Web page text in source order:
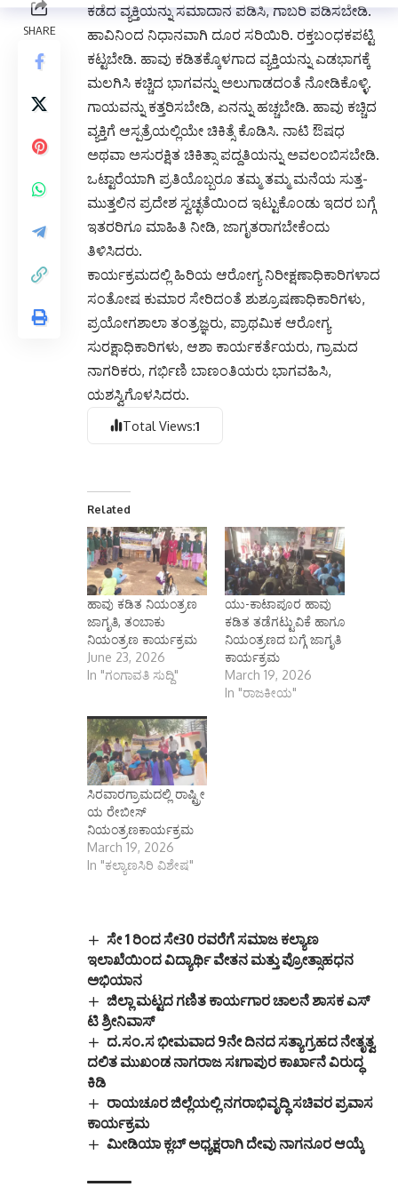
ಕಡೆದ ವ್ಯಕ್ತಿಯನ್ನು ಸಮಾದಾನ ಪಡಿಸಿ, ಗಾಬರಿ ಪಡಿಸಬೇಡಿ.
ಹಾವಿನಿಂದ ನಿಧಾನವಾಗಿ ದೂರ ಸರಿಯಿರಿ. ರಕ್ತಬಂಧಕಪಟ್ಟಿ
ಕಟ್ಟಬೇಡಿ. ಹಾವು ಕಡಿತಕ್ಕೊಳಗಾದ ವ್ಯಕ್ತಿಯನ್ನು ಎಡಭಾಗಕ್ಕೆ
ಮಲಗಿಸಿ ಕಚ್ಚಿದ ಭಾಗವನ್ನು ಅಲುಗಾಡದಂತೆ ನೋಡಿಕೊಳ್ಳಿ.
ಗಾಯವನ್ನು ಕತ್ತರಿಸಬೇಡಿ, ಏನನ್ನು ಹಚ್ಚಬೇಡಿ. ಹಾವು ಕಚ್ಚಿದ
ವ್ಯಕ್ತಿಗೆ ಆಸ್ಪತ್ರೆಯಲ್ಲಿಯೇ ಚಿಕಿತ್ಸೆ ಕೊಡಿಸಿ. ನಾಟಿ ಔಷಧ
ಅಥವಾ ಅಸುರಕ್ಷಿತ ಚಿಕಿತ್ಸಾ ಪದ್ದತಿಯನ್ನು ಅವಲಂಬಿಸಬೇಡಿ.
ಒಟ್ಟಾರೆಯಾಗಿ ಪ್ರತಿಯೊಬ್ಬರೂ ತಮ್ಮ ತಮ್ಮ ಮನೆಯ ಸುತ್ತ-
ಮುತ್ತಲಿನ ಪ್ರದೇಶ ಸ್ವಚ್ಛತೆಯಿಂದ ಇಟ್ಟುಕೊಂಡು ಇದರ ಬಗ್ಗೆ
ಇತರರಿಗೂ ಮಾಹಿತಿ ನೀಡಿ, ಜಾಗೃತರಾಗಬೇಕೆಂದು
ತಿಳಿಸಿದರು.
ಕಾರ್ಯಕ್ರಮದಲ್ಲಿ ಹಿರಿಯ ಆರೋಗ್ಯ ನಿರೀಕ್ಷಣಾಧಿಕಾರಿಗಳಾದ
ಸಂತೋಷ ಕುಮಾರ ಸೇರಿದಂತೆ ಶುಶ್ರೂಷಣಾಧಿಕಾರಿಗಳು,
ಪ್ರಯೋಗಶಾಲಾ ತಂತ್ರಜ್ಞರು, ಪ್ರಾಥಮಿಕ ಆರೋಗ್ಯ
ಸುರಕ್ಷಾಧಿಕಾರಿಗಳು, ಆಶಾ ಕಾರ್ಯಕರ್ತೆಯರು, ಗ್ರಾಮದ
ನಾಗರಿಕರು, ಗರ್ಭಿಣಿ ಬಾಣಂತಿಯರು ಭಾಗವಹಿಸಿ,
ಯಶಸ್ವಿಗೊಳಸಿದರು.
Total Views:1
Related
ಹಾವು ಕಡಿತ ನಿಯಂತ್ರಣ
ಜಾಗೃತಿ, ತಂಬಾಕು
ನಿಯಂತ್ರಣ ಕಾರ್ಯಕ್ರಮ
June 23, 2026
In "ಗಂಗಾವತಿ ಸುದ್ದಿ"
ಯು-ಕಾಟಾಪೂರ ಹಾವು
ಕಡಿತ ತಡೆಗಟ್ಟುವಿಕೆ ಹಾಗೂ
ನಿಯಂತ್ರಣದ ಬಗ್ಗೆ ಜಾಗೃತಿ
ಕಾರ್ಯಕ್ರಮ
March 19, 2026
In "ರಾಜಕೀಯ"
ಸಿರವಾರಗ್ರಾಮದಲ್ಲಿ ರಾಷ್ಟ್ರೀ
ಯ ರೇಬೀಸ್
ನಿಯಂತ್ರಣಕಾರ್ಯಕ್ರಮ
March 19, 2026
In "ಕಲ್ಯಾಣಸಿರಿ ವಿಶೇಷ"
ಸೇ 1 ರಿಂದ ಸೇ30 ರವರೆಗೆ ಸಮಾಜ ಕಲ್ಯಾಣ
ಇಲಾಖೆಯಿಂದ ವಿದ್ಯಾರ್ಥಿ ವೇತನ ಮತ್ತು ಪ್ರೋತ್ಸಾಹಧನ
ಅಭಿಯಾನ
ಜಿಲ್ಲಾ ಮಟ್ಟದ ಗಣಿತ ಕಾರ್ಯಗಾರ ಚಾಲನೆ ಶಾಸಕ ಎಸ್
ಟಿ ಶ್ರೀನಿವಾಸ್
ದ.ಸಂ.ಸ ಭೀಮವಾದ 9ನೇ ದಿನದ ಸತ್ಯಾಗ್ರಹದ ನೇತೃತ್ವ
ದಲಿತ ಮುಖಂಡ ನಾಗರಾಜ ಸಃಗಾಪುರ ಕಾರ್ಖಾನೆ ವಿರುದ್ಧ
ಕಿಡಿ
ರಾಯಚೂರ ಜಿಲ್ಲೆಯಲ್ಲಿ ನಗರಾಭಿವೃದ್ಧಿ ಸಚಿವರ ಪ್ರವಾಸ
ಕಾರ್ಯಕ್ರಮ
ಮೀಡಿಯಾ ಕ್ಲಬ್ ಅಧ್ಯಕ್ಷರಾಗಿ ದೇವು ನಾಗನೂರ ಆಯ್ಕೆ